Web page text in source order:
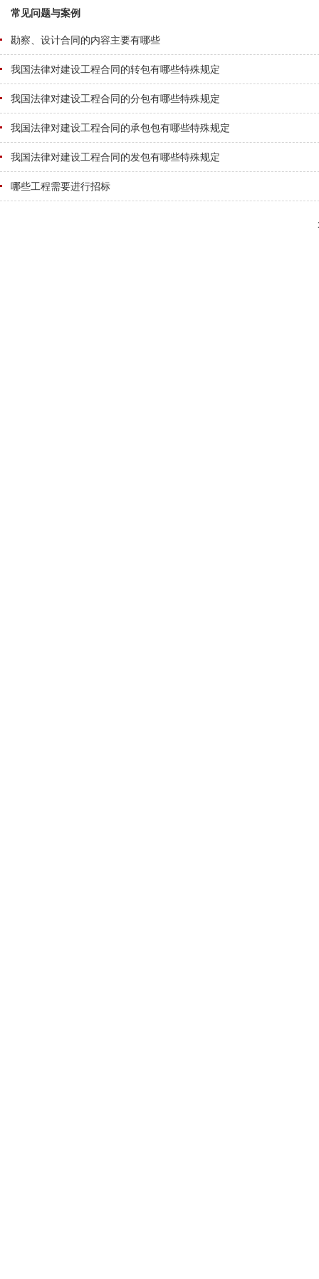
常见问题与案例
勘察、设计合同的内容主要有哪些
我国法律对建设工程合同的转包有哪些特殊规定
我国法律对建设工程合同的分包有哪些特殊规定
我国法律对建设工程合同的承包包有哪些特殊规定
我国法律对建设工程合同的发包有哪些特殊规定
哪些工程需要进行招标